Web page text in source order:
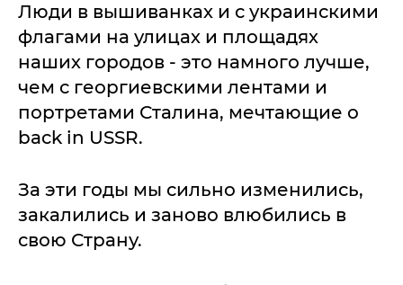
Люди в вышиванках и с украинскими
флагами на улицах и площадях
наших городов - это намного лучше,
чем с георгиевскими лентами и
портретами Сталина, мечтающие о
back in USSR.
За эти годы мы сильно изменились,
закалились и заново влюбились в
свою Страну.